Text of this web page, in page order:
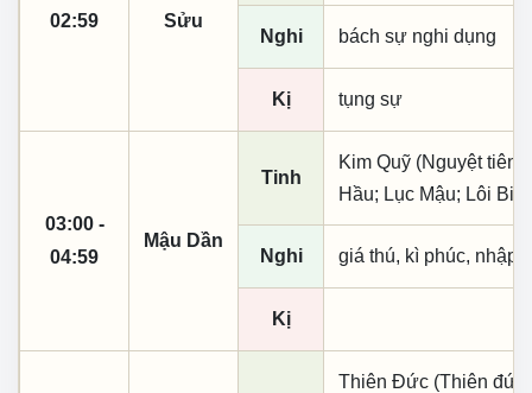
02:59
Sửu
Nghi bách sự nghi dụng
Kị tụng sự
03:00 -
04:59
Mậu Dần
Tinh
Kim Quỹ (Nguyệt
Hầu; Lục Mậu; Lôi
Nghi giá thú, kì phúc, nhập
Kị
Thiên Đức (Thiên